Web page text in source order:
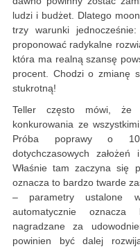
ludzi i budżet. Dlatego
trzy warunki
proponować radykalne
która ma realną szansę
procent. Chodzi o zmianę
stukrotną!
Teller często mówi,
konkurowania ze
Próba poprawy o
dotychczasowych
Właśnie tam zaczyna się
oznacza to bardzo twarde
– parametry ustalone
automatycznie
nagradzane za
powinien być dalej